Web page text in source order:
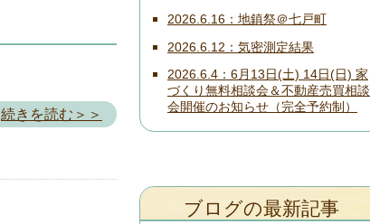
続きを読む＞＞
2026.6.16
地鎮祭＠七戸町
2026.6.12
気密測定結果
2026.6.4
6月13日(土) 14日(日) 家
づくり無料相談会＆不動産売買相談
会開催のお知らせ（完全予約制）
ブログの最新記事